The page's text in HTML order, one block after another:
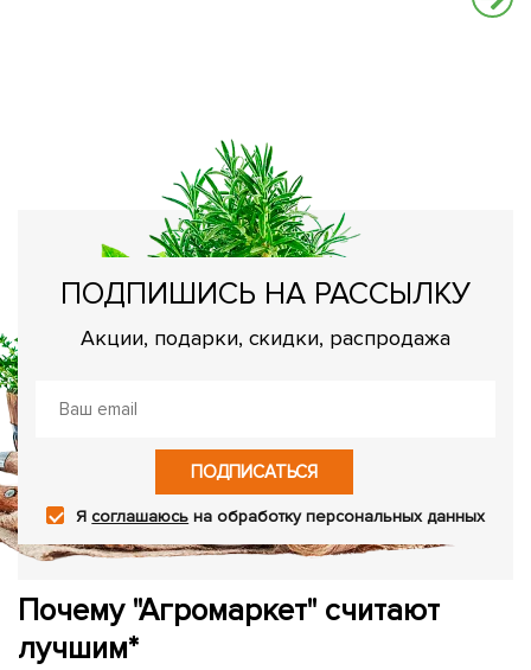
ПОДПИШИСЬ НА РАССЫЛКУ
Акции, подарки, скидки, распродажа
ПОДПИСАТЬСЯ
Ясоглашаюсь на обработку персональных данных
Почему "Агромаркет" считают
лучшим*